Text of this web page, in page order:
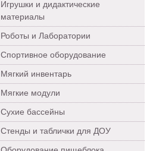
Игрушки и дидактические
материалы
Роботы и Лаборатории
Спортивное оборудование
Мягкий инвентарь
Мягкие модули
Сухие бассейны
Стенды и таблички для ДОУ